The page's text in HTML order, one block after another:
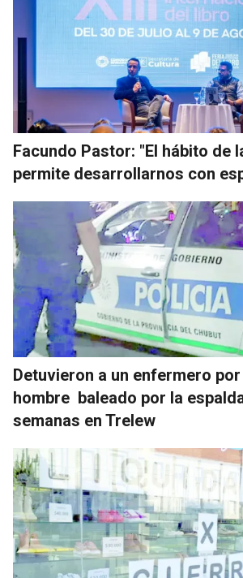
Facundo Pastor: "El hábito de
permite desarrollarnos con
Detuvieron a un enfermero
hombre baleado por la
semanas en Trelew